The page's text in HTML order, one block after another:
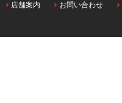
店舗案内
お問い合わせ